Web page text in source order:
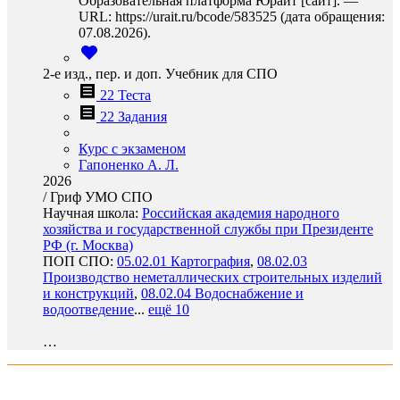
URL: https://urait.ru/bcode/583525 (дата обращения:
07.08.2026).
2-е изд., пер. и доп. Учебник для СПО
22 Теста
22 Задания
Курс с экзаменом
Гапоненко А. Л.
2026
/Гриф УМО СПО
Научная школа: Российская академия народного
хозяйства и государственной службы при Президенте
РФ (г. Москва)
ПОП СПО: 05.02.01 Картография, 08.02.03
Производство неметаллических строительных изделий
и конструкций, 08.02.04 Водоснабжение и
водоотведение... ещё 10
…